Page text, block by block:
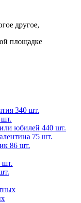
другое,
площадке
340 шт.
шт.
юбилей 440 шт.
75 шт.
86 шт.
шт.